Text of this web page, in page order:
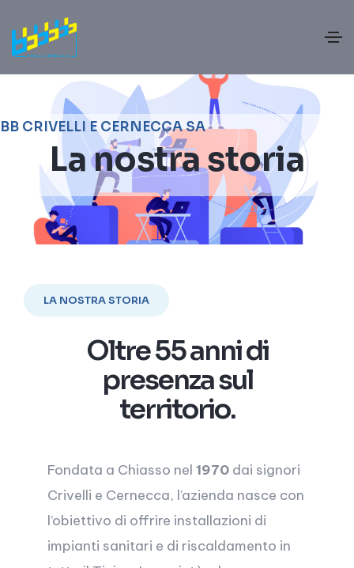
BB CRIVELLI E CERNECCA SA
La nostra storia
LA NOSTRA STORIA
Oltre 55 anni di
presenza sul
territorio.
Fondata a Chiasso nel 1970 dai signori
Crivelli e Cernecca, l’azienda nasce con
l’obiettivo di offrire installazioni di
impianti sanitari e di riscaldamento in